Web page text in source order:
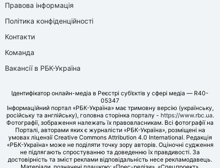
Правова інформація
Політика конфіденційності
Контакти
Команда
Вакансії в РБК-Україна
Ідентифікатор онлайн-медіа в Реєстрі суб’єктів у сфері медіа — R40-
05347
Інформаційний портал «РБК-Україна» має тримовну версію (українську,
російську та англійську), головна сторінка порталу - https://www.rbc.ua.
Фотографії, зображення належать їх правовласникам. Всі фотографії на
Порталі, авторами яких є журналісти «РБК-Україна», розміщені на
умовах ліцензії Creative Commons Attribution 4.0 International. Редакція
«РБК-Україна» може не поділяти точку зору авторів. Оціночні судження
не підлягають спростуванню та доведенню їх правдивості. За
достовірність та зміст реклами відповідальність несе рекламодавець.